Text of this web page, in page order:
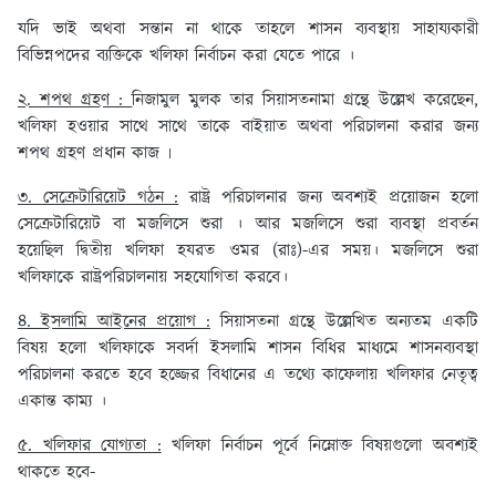
যদি ভাই অথবা সন্তান না থাকে তাহলে শাসন ব্যবস্থায় সাহায্যকারী
বিভিন্নপদের ব্যক্তিকে খলিফা নির্বাচন করা যেতে পারে ।
২. শপথ গ্রহণ :নিজামুল মুলক তার সিয়াসতনামা গ্রন্থে উল্লেখ করেছেন,
খলিফা হওয়ার সাথে সাথে তাকে বাইয়াত অথবা পরিচালনা করার জন্য
শপথ গ্রহণ প্রধান কাজ ৷
৩. সেক্রেটারিয়েট গঠন :রাষ্ট্র পরিচালনার জন্য অবশ্যই প্রয়োজন হলো
সেক্রেটারিয়েট বা মজলিসে শুরা । আর মজলিসে শুরা ব্যবস্থা প্রবর্তন
হয়েছিল দ্বিতীয় খলিফা হযরত ওমর (রাঃ)-এর সময়। মজলিসে শুরা
খলিফাকে রাষ্ট্রপরিচালনায় সহযোগিতা করবে।
৪. ইসলামি আইনের প্রয়োগ : সিয়াসতনা গ্রন্থে উল্লেখিত অন্যতম একটি
বিষয় হলো খলিফাকে সবর্দা ইসলামি শাসন বিধির মাধ্যমে শাসনব্যবস্থা
পরিচালনা করতে হবে হজ্জের বিধানের এ তথ্যে কাফেলায় খলিফার নেতৃত্ব
একান্ত কাম্য ।
৫. খলিফার যোগ্যতা :খলিফা নির্বাচন পূর্বে নিম্নোক্ত বিষয়গুলো অবশ্যই
থাকতে হবে-